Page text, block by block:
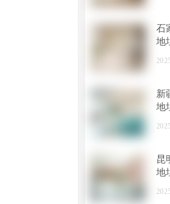
石
地
新
地
昆
地